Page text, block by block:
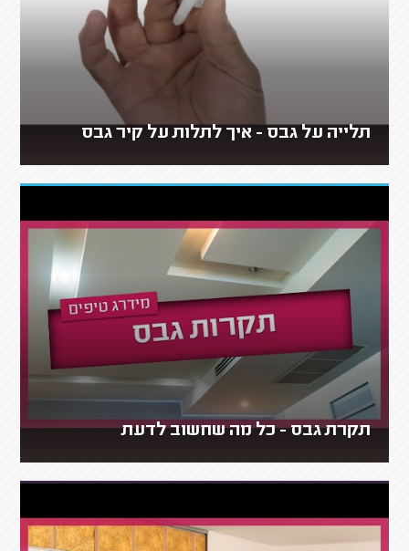
תלייה על גבס - איך לתלות על קיר גבס
תקרת גבס - כל מה שחשוב לדעת